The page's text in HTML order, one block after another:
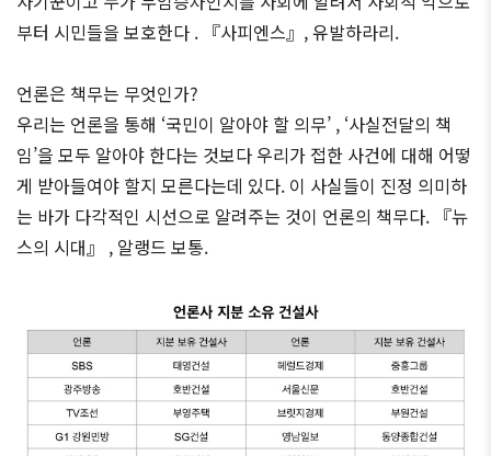
부터 시민들을 보호한다 . 『사피엔스』, 유발하라리.
언론은 책무는 무엇인가?
우리는 언론을 통해 ‘국민이 알아야 할 의무’ , ‘사실전달의 책
임’을 모두 알아야 한다는 것보다 우리가 접한 사건에 대해 어떻
게 받아들여야 할지 모른다는데 있다. 이 사실들이 진정 의미하
는 바가 다각적인 시선으로 알려주는 것이 언론의 책무다. 『뉴
스의 시대』 , 알랭드 보통.